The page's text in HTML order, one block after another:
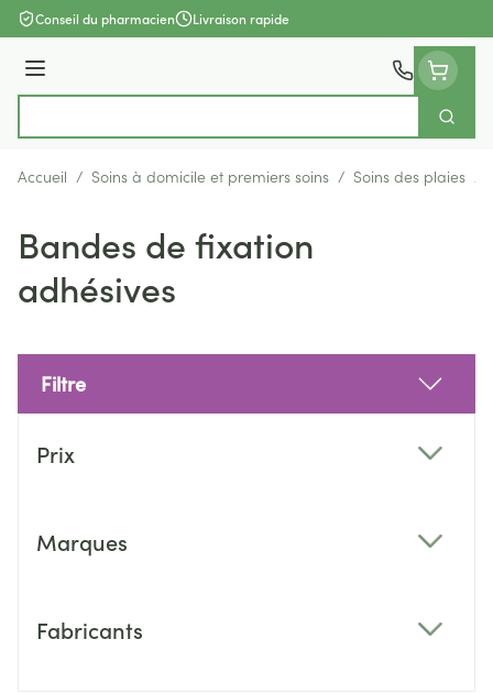
Aller au contenu
Conseil du pharmacien Livraison rapide
Menu
Accueil / Soins à domicile et premiers soins / Soins des plaies /
Bandes de fixation
adhésives
Filtre
Prix
Marques
Fabricants